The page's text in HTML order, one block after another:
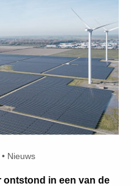
Nieuws
ontstond in een van de